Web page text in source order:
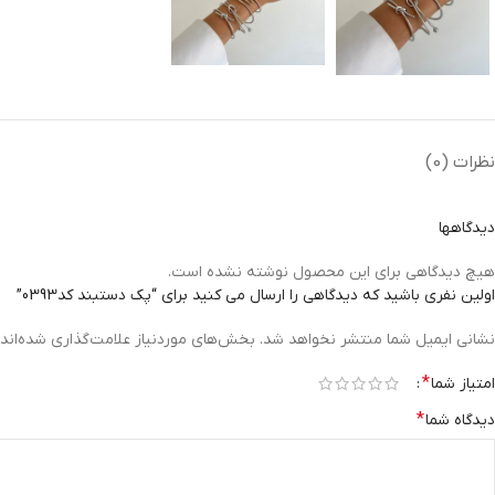
نظرات (0)
دیدگاهها
هیچ دیدگاهی برای این محصول نوشته نشده است.
اولین نفری باشید که دیدگاهی را ارسال می کنید برای “پک دستبند کد0393”
نشانی ایمیل شما منتشر نخواهد شد. بخش‌های موردنیاز علامت‌گذاری
امتیاز شما*
دیدگاه شما*